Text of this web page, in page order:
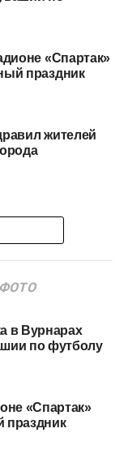
«Спартак»
праздник
жителей
ФОТО
в Вурнарах
по футболу
«Спартак»
праздник